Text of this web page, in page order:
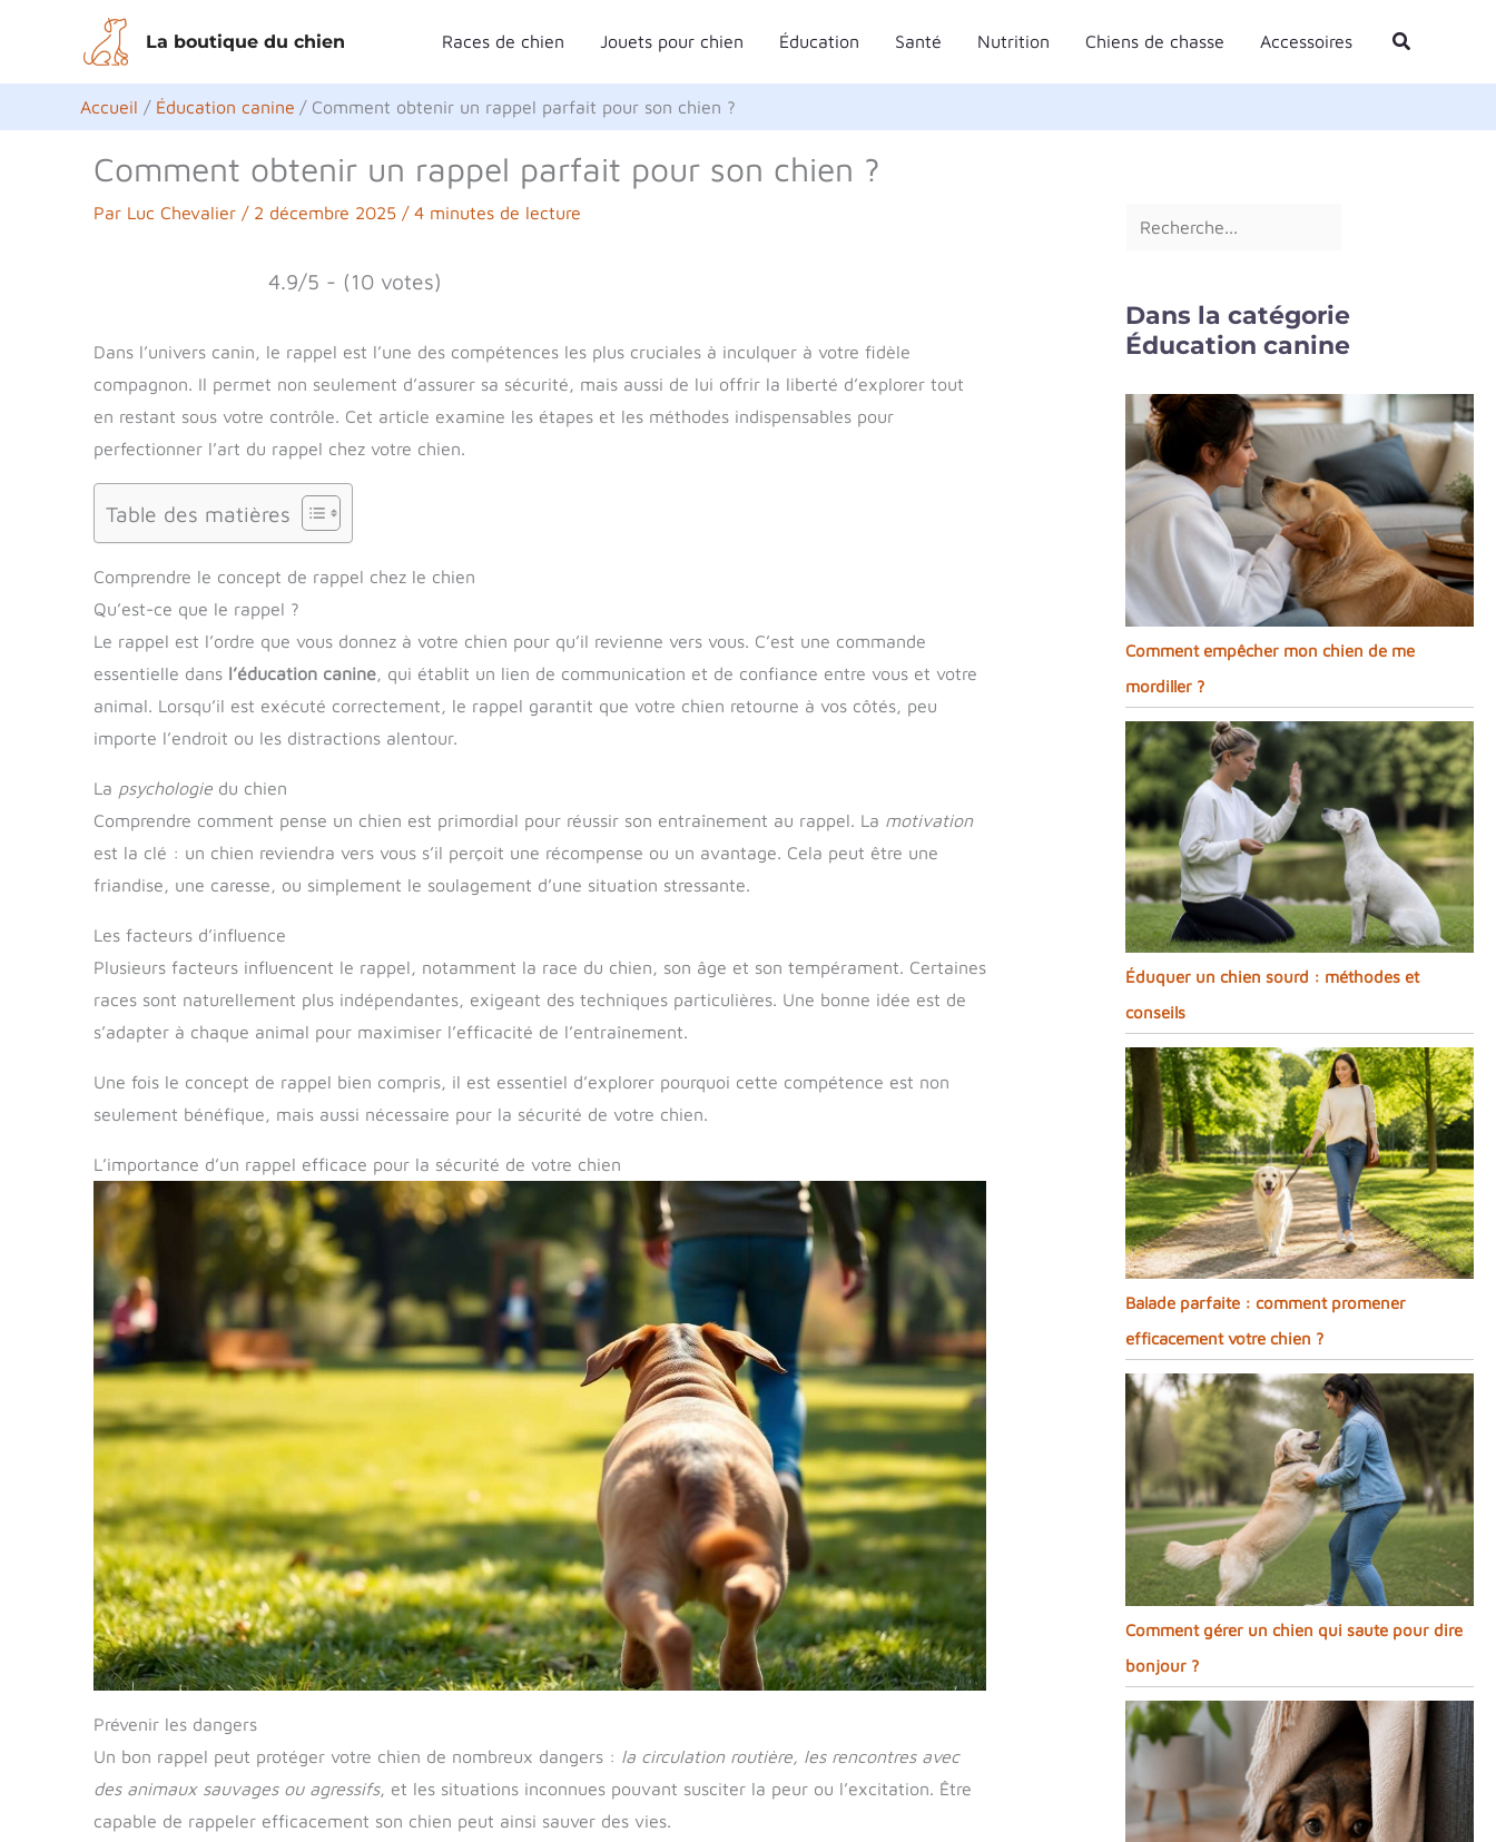
contenu
La boutique du chien Races de chien Jouets pour chien Éducation Santé Nutrition Chiens de chasse Accessoires Rechercher
Accueil Éducation canine Comment obtenir un rappel parfait pour son chien ?
Comment obtenir un rappel parfait pour son chien ?
Par Luc Chevalier / 2 décembre 2025 / 4 minutes de lecture
4.9/5 - (10 votes)
Dans l’univers canin, le rappel est l’une des compétences les plus cruciales à inculquer à votre fidèle
compagnon. Il permet non seulement d’assurer sa sécurité, mais aussi de lui offrir la liberté d’explorer tout
en restant sous votre contrôle. Cet article examine les étapes et les méthodes indispensables pour
perfectionner l’art du rappel chez votre chien.
Table des matières
Comprendre le concept de rappel chez le chien
Qu’est-ce que le rappel ?
Le rappel est l’ordre que vous donnez à votre chien pour qu’il revienne vers vous. C’est une commande
essentielle dans l’éducation canine, qui établit un lien de communication et de confiance entre vous et votre
animal. Lorsqu’il est exécuté correctement, le rappel garantit que votre chien retourne à vos côtés, peu
importe l’endroit ou les distractions alentour.
La psychologie du chien
Comprendre comment pense un chien est primordial pour réussir son entraînement au rappel. La motivation
est la clé : un chien reviendra vers vous s’il perçoit une récompense ou un avantage. Cela peut être une
friandise, une caresse, ou simplement le soulagement d’une situation stressante.
Les facteurs d’influence
Plusieurs facteurs influencent le rappel, notamment la race du chien, son âge et son tempérament. Certaines
races sont naturellement plus indépendantes, exigeant des techniques particulières. Une bonne idée est de
s’adapter à chaque animal pour maximiser l’efficacité de l’entraînement.
Une fois le concept de rappel bien compris, il est essentiel d’explorer pourquoi cette compétence est non
seulement bénéfique, mais aussi nécessaire pour la sécurité de votre chien.
L’importance d’un rappel efficace pour la sécurité de votre chien
Prévenir les dangers
Un bon rappel peut protéger votre chien de nombreux dangers : la circulation routière, les rencontres avec
des animaux sauvages ou agressifs, et les situations inconnues pouvant susciter la peur ou l’excitation. Être
capable de rappeler efficacement son chien peut ainsi sauver des vies.
e
c
e
r
Dans la catégorie
Éducation canine
Comment empêcher mon chien de me
mordiller ?
Éduquer un chien sourd : méthodes et
conseils
Balade parfaite : comment promener
efficacement votre chien ?
Comment gérer un chien qui saute pour dire
bonjour ?